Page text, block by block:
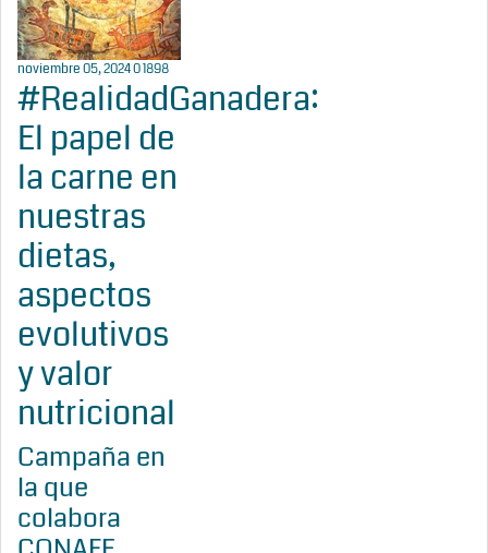
noviembre 05, 202401898
#RealidadGanadera:
El papel de
la carne en
nuestras
dietas,
aspectos
evolutivos
y valor
nutricional
Campaña en
la que
colabora